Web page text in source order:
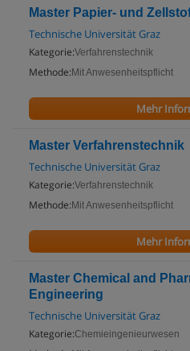
Master Papier- und
Technische Universität Graz
Kategorie:Verfahrenstechnik
Methode: Mit Anwesenheitspflicht
Mehr
Master Verfahrenstechnik
Technische Universität Graz
Kategorie:Verfahrenstechnik
Methode: Mit Anwesenheitspflicht
Mehr
Master Chemical and
Engineering
Technische Universität Graz
Kategorie:Chemieingenieurwesen